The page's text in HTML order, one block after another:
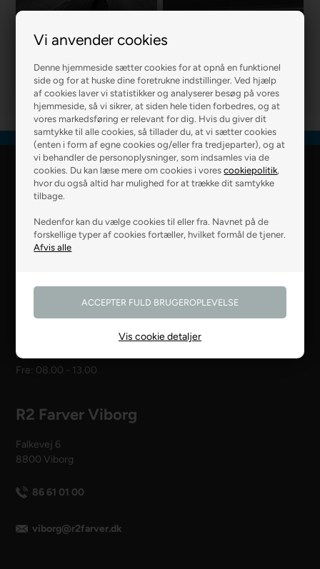
Vi anvender cookies
Denne hjemmeside sætter cookies for at opnå en funktionel
side og for at huske dine foretrukne indstillinger. Ved hjælp
af cookies laver vi statistikker og analyserer besøg på vores
hjemmeside, så vi sikrer, at siden hele tiden forbedres, og at
vores markedsføring er relevant for dig. Hvis du giver dit
samtykke til alle cookies, så tillader du, at vi sætter cookies
(enten i form af egne cookies og/eller fra tredjeparter), og at
vi behandler de personoplysninger, som indsamles via de
cookies. Du kan læse mere om cookies i vorescookiepolitik,
hvor du også altid har mulighed for at trække dit samtykke
tilbage.
Nedenfor kan du vælge cookies til eller fra. Navnet på de
forskellige typer af cookies fortæller, hvilket formål de tjener.
Vis cookie detaljer
R2 MURER
R2 Farver Webshop
8800 Viborg
28 99 50 14
webshop@r2.dk
Man - tors: 08.00 - 16.00
Fre: 08.00 - 13.00
R2 Farver Viborg
Falkevej 6
8800 Viborg
86 61 01 00
viborg@r2farver.dk